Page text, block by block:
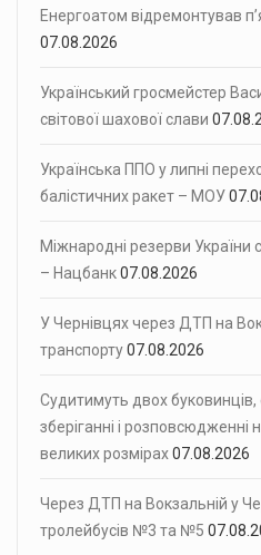
Енергоатом відремонтував
07.08.2026
Український гросмейстер
світової шахової слави
Українська ППО у липні
балістичних ракет – МОУ
Міжнародні резерви України
– Нацбанк07.08.2026
У Чернівцях через ДТП на
транспорту07.08.2026
Судитимуть двох
зберіганні і розповсюдженні
великих розмірах07.08.2026
Через ДТП на Вокзальній у
тролейбусів №3 та №5